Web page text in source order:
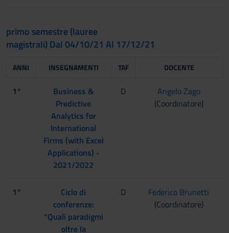
primo semestre (lauree
magistrali) Dal 04/10/21 Al 17/12/21
ANNI INSEGNAMENTI TAF DOCENTE
1°
Business &
Predictive
Analytics for
International
Firms (with Excel
Applications) -
2021/2022
D
Angelo Zago
(Coordinatore)
1°
Ciclo di
conferenze:
“Quali paradigmi
oltre la
D
Federico Brunetti
(Coordinatore)